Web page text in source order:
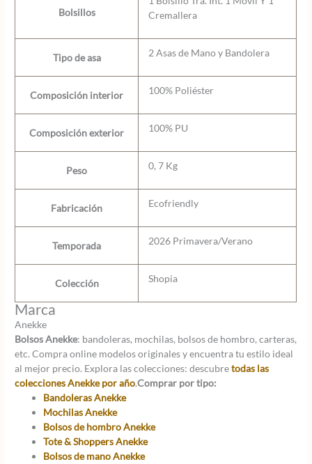
Bolsillos
Cremallera
Tipo de asa 2 Asas de Mano y Bandolera
Composición interior 100% Poliéster
Composición exterior 100% PU
Peso 0, 7 Kg
Fabricación Ecofriendly
Temporada 2026 Primavera/Verano
Colección Shopia
Marca
Anekke
Bolsos Anekke: bandoleras, mochilas, bolsos de hombro, carteras,
etc. Compra online modelos originales y encuentra tu estilo ideal
al mejor precio. Explora las colecciones: descubretodas las
colecciones Anekke por año.Comprar por tipo:
Bandoleras Anekke
Mochilas Anekke
Bolsos de hombro Anekke
Tote & Shoppers Anekke
Bolsos de mano Anekke